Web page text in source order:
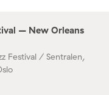
– New Orleans
Festival / Sentralen,